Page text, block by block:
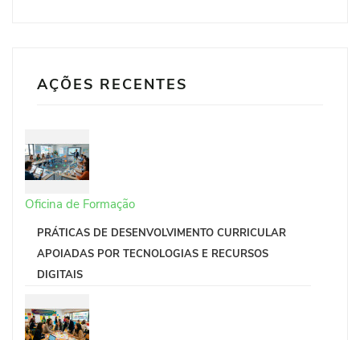
AÇÕES RECENTES
Oficina de Formação
PRÁTICAS DE DESENVOLVIMENTO CURRICULAR
APOIADAS POR TECNOLOGIAS E RECURSOS
DIGITAIS